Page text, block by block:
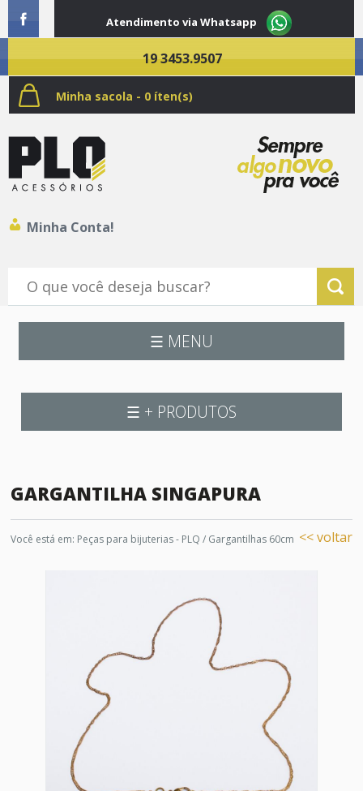
Atendimento via Whatsapp
19 3453.9507
Minha sacola - 0 íten(s)
Minha Conta!
☰ MENU
☰ + PRODUTOS
GARGANTILHA SINGAPURA
Você está em: Peças para bijuterias - PLQ / Gargantilhas 60cm << voltar